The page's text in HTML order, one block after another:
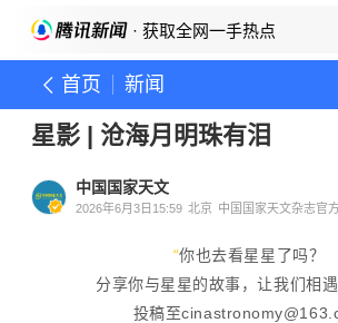
· 获取全网一手热点
首页 新闻
星影 | 沧海月明珠有泪
中国国家天文
2026年6月3日15:59 北京 中国国家天文杂志官
“你也去看星星了吗？
分享你与星星的故事，让我们相
投稿至